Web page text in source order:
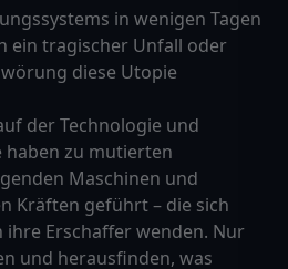
in wenigen Tagen
ein tragischer Unfall oder
diese Utopie
der Technologie und
haben zu mutierten
Maschinen und
Kräften geführt – die sich
Erschaffer wenden. Nur
und herausfinden, was